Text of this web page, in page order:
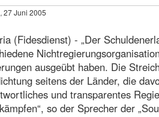
27 Juni 2005
(Fidesdienst) - „Der
ausgeübt haben. Die
seitens der Länder, die
und transparentes
so der Sprecher der